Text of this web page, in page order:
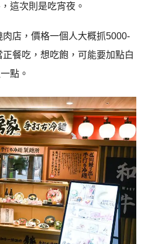
這次則是吃宵夜。
店，價格一個人大概抓5000-
餐吃，想吃飽，可能要加點白
點。